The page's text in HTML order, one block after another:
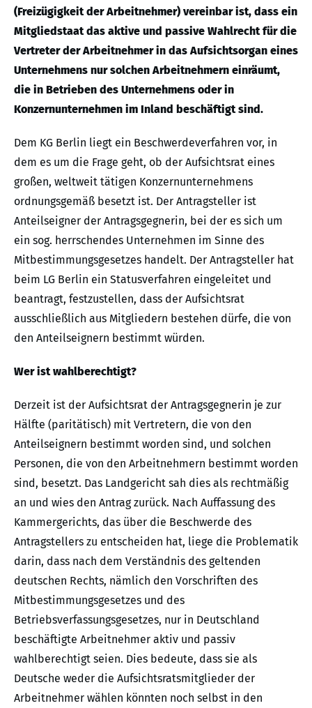
(Freizügigkeit der Arbeitnehmer) vereinbar ist, dass ein
Mitgliedstaat das aktive und passive Wahlrecht für die
Vertreter der Arbeitnehmer in das Aufsichtsorgan eines
Unternehmens nur solchen Arbeitnehmern einräumt,
die in Betrieben des Unternehmens oder in
Konzernunternehmen im Inland beschäftigt sind.
Dem KG Berlin liegt ein Beschwerdeverfahren vor, in
dem es um die Frage geht, ob der Aufsichtsrat eines
großen, weltweit tätigen Konzernunternehmens
ordnungsgemäß besetzt ist. Der Antragsteller ist
Anteilseigner der Antragsgegnerin, bei der es sich um
ein sog. herrschendes Unternehmen im Sinne des
Mitbestimmungsgesetzes handelt. Der Antragsteller hat
beim LG Berlin ein Statusverfahren eingeleitet und
beantragt, festzustellen, dass der Aufsichtsrat
ausschließlich aus Mitgliedern bestehen dürfe, die von
den Anteilseignern bestimmt würden.
Wer ist wahlberechtigt?
Derzeit ist der Aufsichtsrat der Antragsgegnerin je zur
Hälfte (paritätisch) mit Vertretern, die von den
Anteilseignern bestimmt worden sind, und solchen
Personen, die von den Arbeitnehmern bestimmt worden
sind, besetzt. Das Landgericht sah dies als rechtmäßig
an und wies den Antrag zurück. Nach Auffassung des
Kammergerichts, das über die Beschwerde des
Antragstellers zu entscheiden hat, liege die Problematik
darin, dass nach dem Verständnis des geltenden
deutschen Rechts, nämlich den Vorschriften des
Mitbestimmungsgesetzes und des
Betriebsverfassungsgesetzes, nur in Deutschland
beschäftigte Arbeitnehmer aktiv und passiv
wahlberechtigt seien. Dies bedeute, dass sie als
Deutsche weder die Aufsichtsratsmitglieder der
Arbeitnehmer wählen könnten noch selbst in den